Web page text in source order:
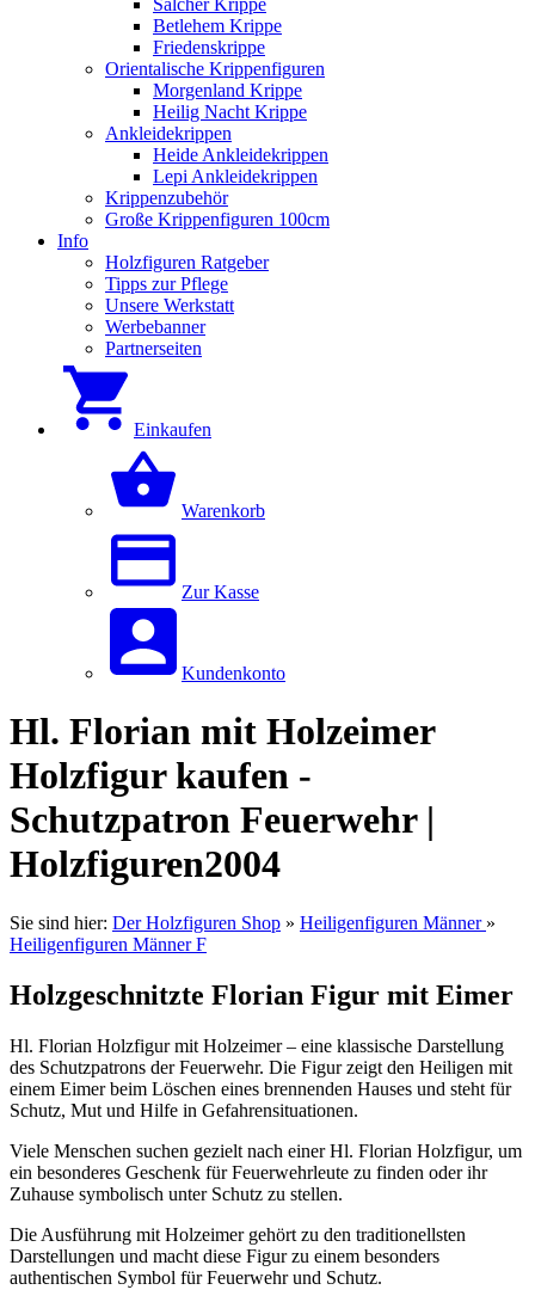
Salcher Krippe
Betlehem Krippe
Friedenskrippe
Orientalische Krippenfiguren
Morgenland Krippe
Heilig Nacht Krippe
Ankleidekrippen
Heide Ankleidekrippen
Lepi Ankleidekrippen
Krippenzubehör
Große Krippenfiguren 100cm
Info
Holzfiguren Ratgeber
Tipps zur Pflege
Unsere Werkstatt
Werbebanner
Partnerseiten
Einkaufen
Warenkorb
Zur Kasse
Kundenkonto
Hl. Florian mit Holzeimer
Holzfigur kaufen -
Schutzpatron Feuerwehr |
Holzfiguren2004
Sie sind hier: Der Holzfiguren Shop » Heiligenfiguren Männer »
Heiligenfiguren Männer F
Holzgeschnitzte Florian Figur mit Eimer
Hl. Florian Holzfigur mit Holzeimer – eine klassische Darstellung
des Schutzpatrons der Feuerwehr. Die Figur zeigt den Heiligen mit
einem Eimer beim Löschen eines brennenden Hauses und steht für
Schutz, Mut und Hilfe in Gefahrensituationen.
Viele Menschen suchen gezielt nach einer Hl. Florian Holzfigur, um
ein besonderes Geschenk für Feuerwehrleute zu finden oder ihr
Zuhause symbolisch unter Schutz zu stellen.
Die Ausführung mit Holzeimer gehört zu den traditionellsten
Darstellungen und macht diese Figur zu einem besonders
authentischen Symbol für Feuerwehr und Schutz.